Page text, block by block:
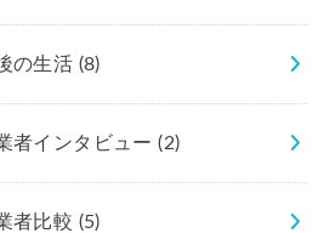
の生活 (8)
者インタビュー(2)
者比較 (5)